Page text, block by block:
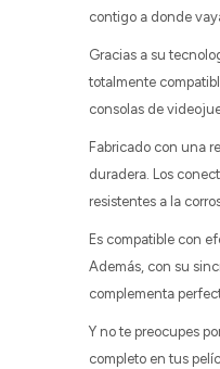
contigo a donde
Gracias a su
totalmente
consolas de
Fabricado con una
duradera. Los
resistentes a la
Es compatible con
Además, con su
complementa
Y no te preocupes
completo en tus